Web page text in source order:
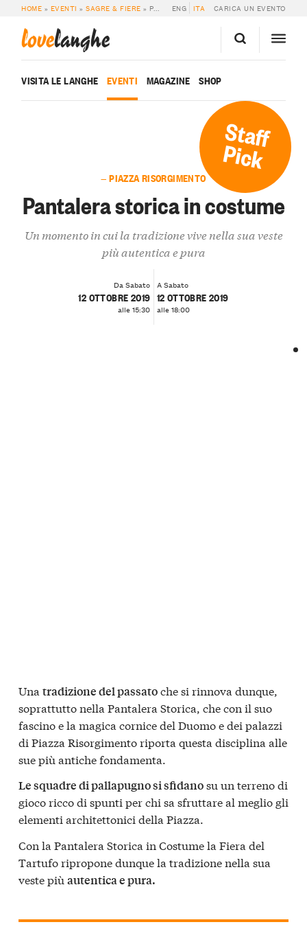
HOME » EVENTI »SAGRE & FIERE » PANTALERA STORICA IN COSTUME ENG ITA CARICA UN EVENTO
lovelanghe
VISITA LE LANGHE EVENTI MAGAZINE SHOP
Staff
Pick
— PIAZZA RISORGIMENTO
Pantalera storica in costume
Un momento in cui la tradizione vive nella sua veste
più autentica e pura
Da Sabato
12 OTTOBRE 2019
alle 15:30
A Sabato
12 OTTOBRE 2019
alle 18:00
Una tradizione del passatoche si rinnova dunque,
soprattutto nella Pantalera Storica, che con il suo
fascino e la magica cornice del Duomo e dei palazzi
di Piazza Risorgimento riporta questa disciplina alle
sue più antiche fondamenta.
Le squadre di pallapugno si sfidanosu un terreno di
gioco ricco di spunti per chi sa sfruttare al meglio gli
elementi architettonici della Piazza.
Con la Pantalera Storica in Costume la Fiera del
Tartufo ripropone dunque la tradizione nella sua
veste più autentica e pura.